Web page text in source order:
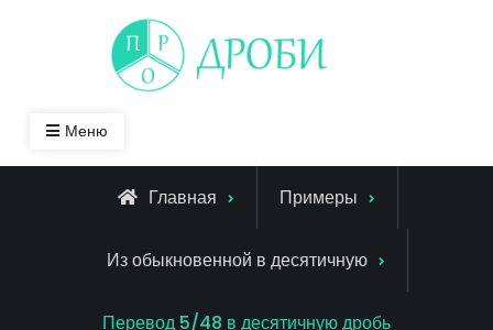
Меню
Главная Примеры
Из обыкновенной в десятичную
Перевод 5/48 в десятичную дробь